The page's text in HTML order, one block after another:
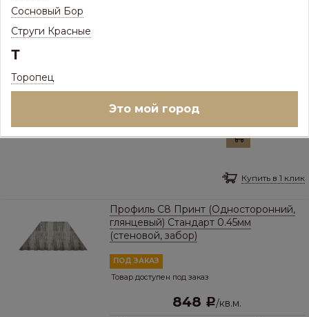
3D Дуб №1/8001 - Классический
Ед.изм:кв.м.
Купить в 1 клик
Профиль С8 Принт (Односторонний,
глянцевый) Стандарт 0.45мм
(стеновой, забор)
ПОД ЗАКАЗ
Товар доступен под заказ
848 Р/кв.м.
Сосновый Бор
Струги Красные
Т
Торопец
Это мой город